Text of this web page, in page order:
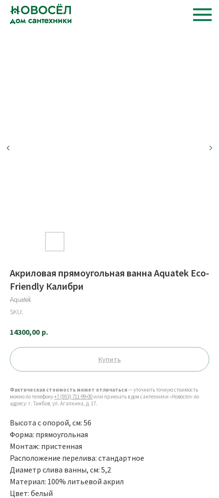
Акриловая прямоугольная ванна Aquatek Eco-
Friendly Калибри
Aquatek
SKU:
14300,00 р.
Купить
Фактическая стоимость может отличаться— уточнить точную стоимость
можно по телефону+7 (953) 711-99-00 или приехать в дом сантехники «Новосёл» по
адресу: г. Тамбов, ул. Агапкина, д. 17.
Высота с опорой, см: 56
Форма: прямоугольная
Монтаж: пристенная
Расположение перелива: стандартное
Диаметр слива ванны, см: 5,2
Материал: 100% литьевой акрил
Цвет: белый